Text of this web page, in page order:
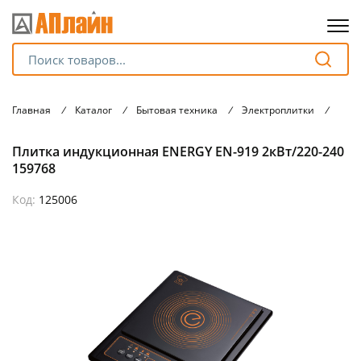
Главная / Каталог / Бытовая техника / Электроплитки /
Плитка индукционная ENERGY EN-919 2кВт/220-240
159768
Код: 125006
оплатуна части